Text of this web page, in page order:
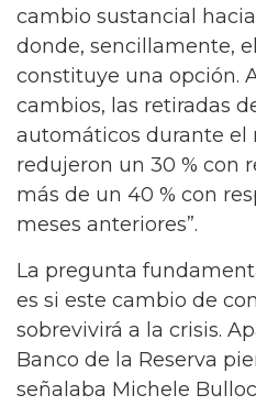
cambio sustancial
donde, sencillamente,
constituye una opción.
cambios, las retiradas
automáticos durante el
redujeron un 30 % con
más de un 40 % con
meses anteriores”.
La pregunta
es si este cambio de
sobrevivirá a la crisis.
Banco de la Reserva
señalaba Michele